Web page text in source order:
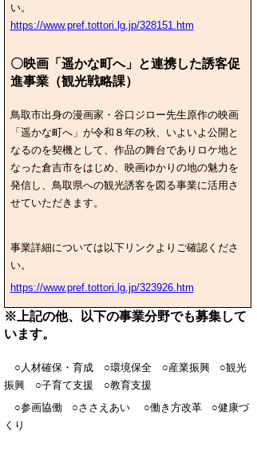
い。
https://www.pref.tottori.lg.jp/328151.htm
〇映画「遥かな町へ」と連携した誘客促
進事業（観光戦略課）
鳥取市出身の漫画家・谷口ジロー先生原作の映画
「遥かな町へ」が令和８年の秋、いよいよ公開と
なるのを契機として、作品の舞台でありロケ地と
なった倉吉市をはじめ、映画ゆかりの地の魅力を
発信し、鳥取県への観光誘客を図る事業に活用さ
せていただきます。
事業詳細については以下リンクよりご確認くださ
い。
https://www.pref.tottori.lg.jp/323926.htm
※上記の他、以下の事業分野でも募集して
います。
○人材確保・育成 ○環境保全 ○産業振興 ○観光
振興 ○子育て支援 ○教育支援
○参画協働 ○ささえあい ○働き方改革 ○健康づ
くり